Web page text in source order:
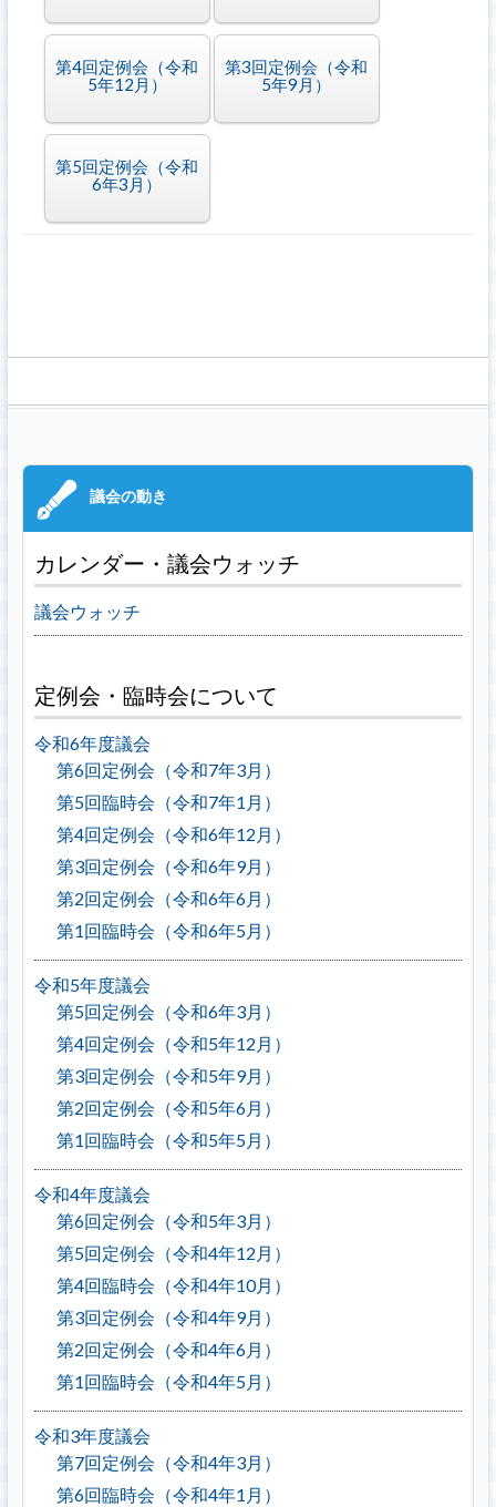
第4回定例会（令和
5年12月）
第3回定例会（令和
5年9月）
第5回定例会（令和
6年3月）
カレンダー・議会ウォッチ
議会ウォッチ
定例会・臨時会について
令和6年度議会
第6回定例会（令和7年3月）
第5回臨時会（令和7年1月）
第4回定例会（令和6年12月）
第3回定例会（令和6年9月）
第2回定例会（令和6年6月）
第1回臨時会（令和6年5月）
令和5年度議会
第5回定例会（令和6年3月）
第4回定例会（令和5年12月）
第3回定例会（令和5年9月）
第2回定例会（令和5年6月）
第1回臨時会（令和5年5月）
令和4年度議会
第6回定例会（令和5年3月）
第5回定例会（令和4年12月）
第4回臨時会（令和4年10月）
第3回定例会（令和4年9月）
第2回定例会（令和4年6月）
第1回臨時会（令和4年5月）
令和3年度議会
第7回定例会（令和4年3月）
第6回臨時会（令和4年1月）